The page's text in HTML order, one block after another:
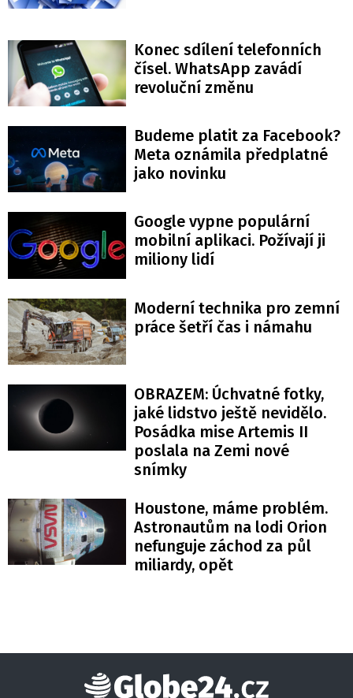
Konec sdílení telefonních
čísel. WhatsApp zavádí
revoluční změnu
Budeme platit za Facebook?
Meta oznámila předplatné
jako novinku
Google vypne populární
mobilní aplikaci. Požívají ji
miliony lidí
Moderní technika pro zemní
práce šetří čas i námahu
OBRAZEM: Úchvatné fotky,
jaké lidstvo ještě nevidělo.
Posádka mise Artemis II
poslala na Zemi nové
snímky
Houstone, máme problém.
Astronautům na lodi Orion
nefunguje záchod za půl
miliardy, opět
Globe24